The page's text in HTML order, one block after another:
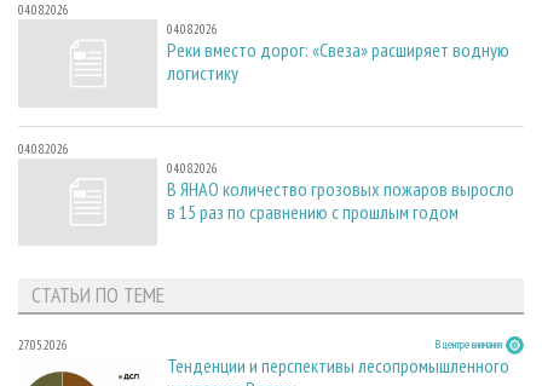
04.08.2026
04.08.2026
Реки вместо дорог: «Свеза» расширяет водную
логистику
04.08.2026
04.08.2026
В ЯНАО количество грозовых пожаров выросло
в 15 раз по сравнению с прошлым годом
СТАТЬИ ПО ТЕМЕ
27.05.2026 В центре внимания
Тенденции и перспективы лесопромышленного